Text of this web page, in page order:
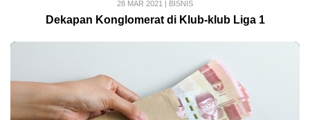
28 MAR 2021 | BISNIS
Dekapan Konglomerat di Klub-klub Liga 1